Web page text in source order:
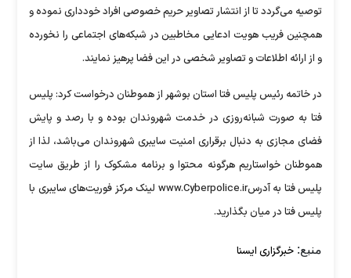
توصیه می‌گردد تا از انتشار تصاویر حریم خصوصی افراد خودداری نموده و
همچنین فریب هویت ادعایی مخاطبین در شبکه‌های اجتماعی را نخورده
و از ارائه اطلاعات و تصاویر شخصی در این فضا پرهیز نمایند.
در خاتمه رئیس پلیس فتا استان بوشهر از هموطنان درخواست کرد: پلیس
فتا به صورت شبانه‌روزی در خدمت شهروندان بوده و با رصد و پایش
فضای مجازی به دنبال برقراری امنیت سایبری شهروندان می‌باشد، لذا از
هموطنان خواستاریم هرگونه محتوا و برنامه مشکوک را از طریق سایت
پلیس فتا به آدرسwww.Cyberpolice.ir لینک مرکز فوریت‌های سایبری با
پلیس فتا در میان بگذارید.
منبع: خبرگزاری ایسنا